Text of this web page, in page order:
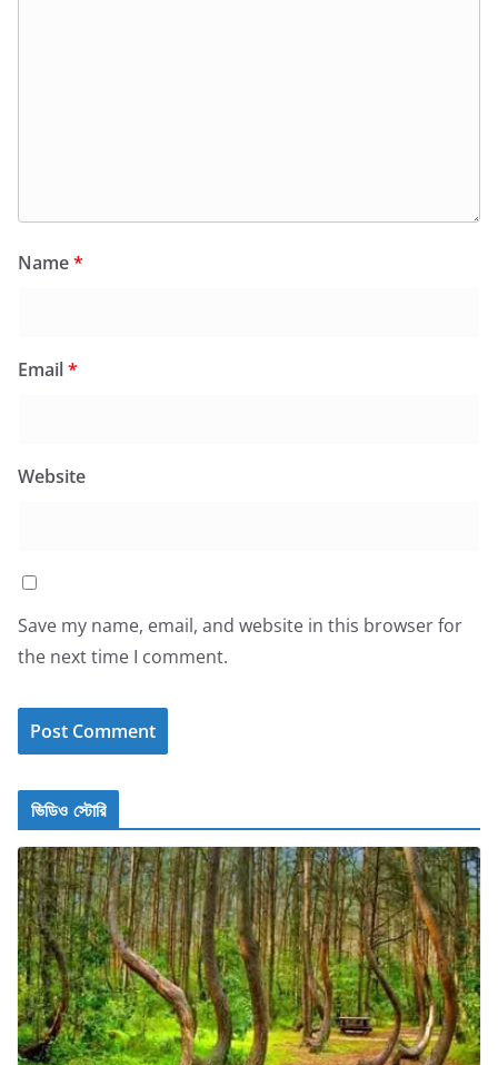
Name*
Email*
Website
Save my name, email, and website in this browser for
the next time I comment.
ভিডিও স্টোরি